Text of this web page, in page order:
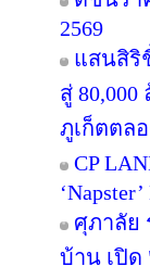
2569
แสนสิริ
สู่
ภูเก็ตตล
CP
ศุภาลัย
บ้าน เปิด